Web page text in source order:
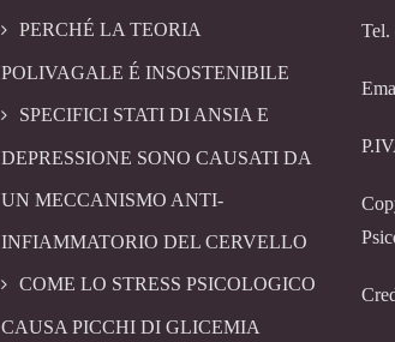
PERCHÉ LA TEORIA
POLIVAGALE É INSOSTENIBILE
SPECIFICI STATI DI ANSIA E
DEPRESSIONE SONO CAUSATI DA
UN MECCANISMO ANTI-
INFIAMMATORIO DEL CERVELLO
COME LO STRESS PSICOLOGICO
CAUSA PICCHI DI GLICEMIA
Tel.